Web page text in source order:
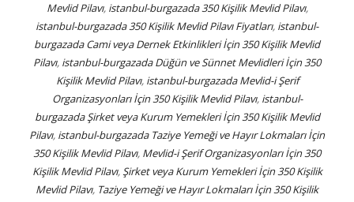
Mevlid Pilavı, istanbul-burgazada 350 Kişilik Mevlid Pilavı,
istanbul-burgazada 350 Kişilik Mevlid Pilavı Fiyatları, istanbul-
burgazada Cami veya Dernek Etkinlikleri İçin 350 Kişilik Mevlid
Pilavı, istanbul-burgazada Düğün ve Sünnet Mevlidleri İçin 350
Kişilik Mevlid Pilavı, istanbul-burgazada Mevlid-i Şerif
Organizasyonları İçin 350 Kişilik Mevlid Pilavı, istanbul-
burgazada Şirket veya Kurum Yemekleri İçin 350 Kişilik Mevlid
Pilavı, istanbul-burgazada Taziye Yemeği ve Hayır Lokmaları İçin
350 Kişilik Mevlid Pilavı, Mevlid-i Şerif Organizasyonları İçin 350
Kişilik Mevlid Pilavı,Şirket veya Kurum Yemekleri İçin 350 Kişilik
Mevlid Pilavı, Taziye Yemeği ve Hayır Lokmaları İçin 350 Kişilik